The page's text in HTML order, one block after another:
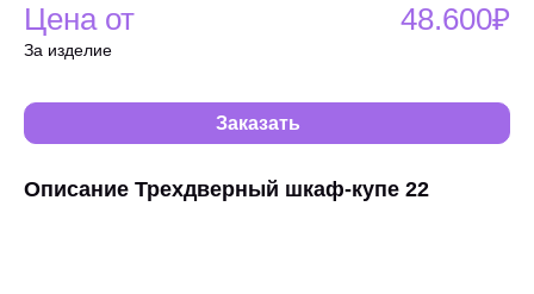
Цена от 48.600₽
За изделие
Заказать
Описание Трехдверный шкаф-купе 22